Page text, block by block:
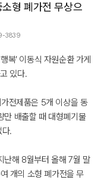
소형 폐가전 무상으
3839
복’ 이동식 자원순환 가게
있다.
전제품은 5개 이상을 동
만 배출할 때 대형폐기물
.
난해 8월부터 올해 7월 말
개의 소형 폐가전을 무